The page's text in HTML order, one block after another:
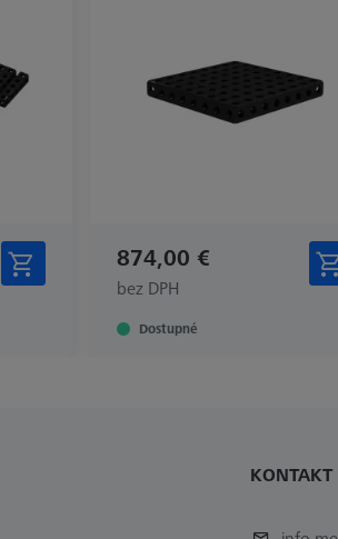
874,00 €
bez DPH
Dostupné
KONTAKT